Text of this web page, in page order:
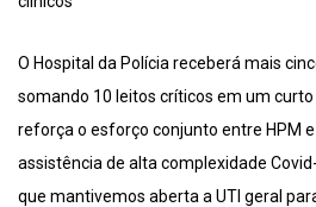
O Hospital da Polícia receberá mais
somando 10 leitos críticos em um curto
reforça o esforço conjunto entre HPM
assistência de alta complexidade
que mantivemos aberta a UTI geral